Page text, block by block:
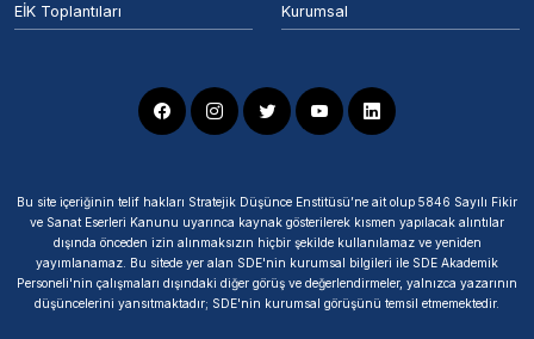
EİK Toplantıları
Kurumsal
Bu site içeriğinin telif hakları Stratejik Düşünce Enstitüsü’ne ait olup 5846 Sayılı Fikir
ve Sanat Eserleri Kanunu uyarınca kaynak gösterilerek kısmen yapılacak alıntılar
dışında önceden izin alınmaksızın hiçbir şekilde kullanılamaz ve yeniden
yayımlanamaz. Bu sitede yer alan SDE'nin kurumsal bilgileri ile SDE Akademik
Personeli'nin çalışmaları dışındaki diğer görüş ve değerlendirmeler, yalnızca yazarının
düşüncelerini yansıtmaktadır; SDE'nin kurumsal görüşünü temsil etmemektedir.